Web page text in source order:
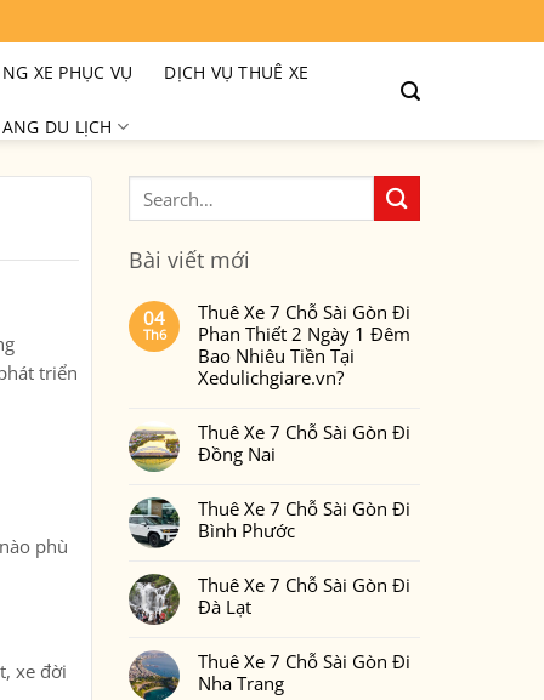
XE PHỤC VỤ DỊCH VỤ THUÊ XE
DU LỊCH
triển
phù
xe đời
Bài viết mới
04
Th6
Thuê Xe 7 Chỗ Sài Gòn Đi
Phan Thiết 2 Ngày 1 Đêm
Bao Nhiêu Tiền Tại
Xedulichgiare.vn?
bình
luận
ở
7
Chỗ
Sài
Phan
Thiết
2
Ngày
Bao
Nhiêu
Tiền
Thuê Xe 7 Chỗ Sài Gòn Đi
Đồng Nai
bình
luận
ở
7
Chỗ
Sài
Đồng
Nai
Thuê Xe 7 Chỗ Sài Gòn Đi
Bình Phước
bình
luận
ở
7
Chỗ
Sài
Thuê Xe 7 Chỗ Sài Gòn Đi
Đà Lạt
bình
luận
ở
Thuê Xe 7 Chỗ Sài Gòn Đi
Nha Trang